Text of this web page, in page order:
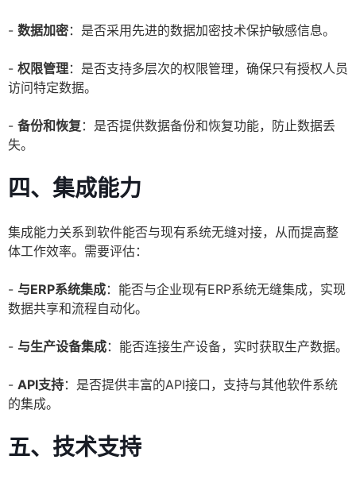
- 数据加密：是否采用先进的数据加密技术保护敏感信息。
- 权限管理：是否支持多层次的权限管理，确保只有授权人员
访问特定数据。
- 备份和恢复 ：是否提供数据备份和恢复功能，防止数据丢
失。
四、集成能力
集成能力关系到软件能否与现有系统无缝对接，从而提高整
体工作效率。需要评估：
- 与ERP系统集成：能否与企业现有ERP系统无缝集成，实现
数据共享和流程自动化。
- 与生产设备集成：能否连接生产设备，实时获取生产数据。
- API支持：是否提供丰富的API接口，支持与其他软件系统
的集成。
五、技术支持